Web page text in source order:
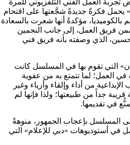
تجربة العمل الفني التلفزيوني للمرة
يحمل فكرةً جديدةً شجَّعتها على اقتحام
بالكوميديا، مؤكدةً أنها شعرت بالسعادة
ضمن فريق العمل، إلى جانب النجمين
حسين، الذي وصفته بأنه فريق فني
التي تقوم بها في المسلسل كانت
العمل؛ لما تتمتع به من عفوية
من أداء وإلقاء وأزياء وغير
جداً من طبيعتها؛ ولذا فإنها لم
في تقديمها.
المسلسل بإعجاب الجمهور، منوهةً
في أستوديوهات «دبي للإعلام» التي